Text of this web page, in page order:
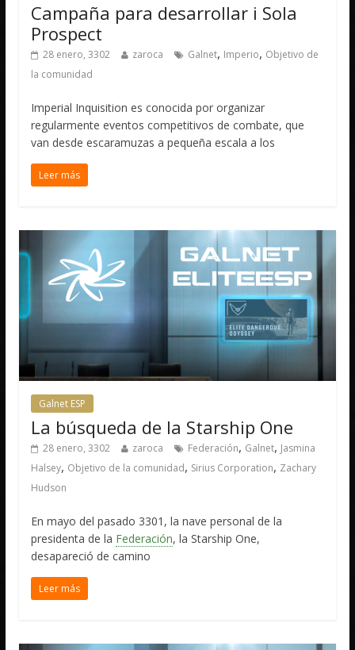
Campaña para desarrollar i Sola
Prospect
28 enero, 3302 zaroca Galnet, Imperio, Objetivo de
la comunidad
Imperial Inquisition es conocida por organizar
regularmente eventos competitivos de combate, que
van desde escaramuzas a pequeña escala a los
Leer más
Galnet ESP
La búsqueda de la Starship One
28 enero, 3302 zaroca Federación, Galnet, Jasmina
Halsey, Objetivo de la comunidad, Sirius Corporation, Zachary
Hudson
En mayo del pasado 3301, la nave personal de la
presidenta de la Federación, la Starship One,
desapareció de camino
Leer más